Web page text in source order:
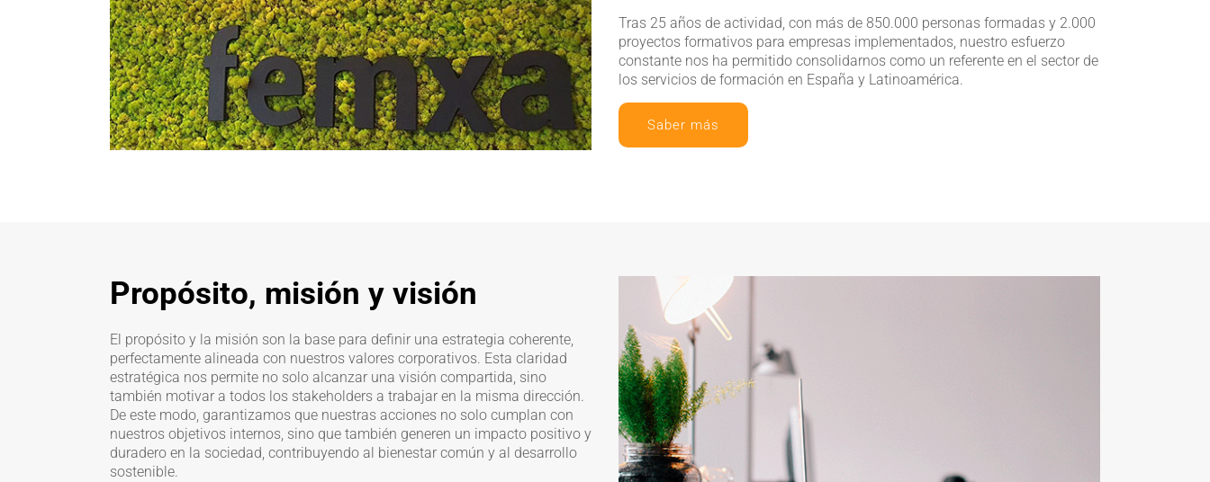
Tras 25 años de actividad, con más de 850.000 personas formadas y 2.000
proyectos formativos para empresas implementados, nuestro esfuerzo
constante nos ha permitido consolidarnos como un referente en el sector de
los servicios de formación en España y Latinoamérica.
Saber más
Propósito, misión y visión
El propósito y la misión son la base para definir una estrategia coherente,
perfectamente alineada con nuestros valores corporativos. Esta claridad
estratégica nos permite no solo alcanzar una visión compartida, sino
también motivar a todos los stakeholders a trabajar en la misma dirección.
De este modo, garantizamos que nuestras acciones no solo cumplan con
nuestros objetivos internos, sino que también generen un impacto positivo y
duradero en la sociedad, contribuyendo al bienestar común y al desarrollo
sostenible.